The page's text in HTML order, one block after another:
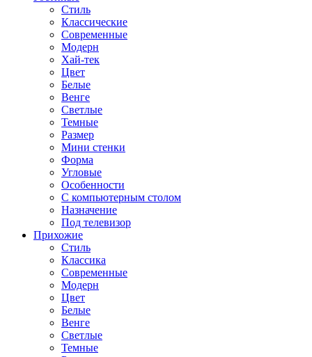
Стиль
Классические
Современные
Модерн
Хай-тек
Цвет
Белые
Венге
Светлые
Темные
Размер
Мини стенки
Форма
Угловые
Особенности
С компьютерным столом
Назначение
Под телевизор
Прихожие
Стиль
Классика
Современные
Модерн
Цвет
Белые
Венге
Светлые
Темные